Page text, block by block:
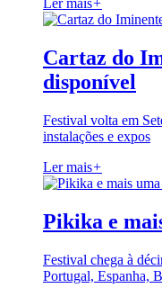
Ler mais+
Cartaz do
disponível
Festival volta em
instalações e expos
Ler mais+
Pikika e
Festival chega à
Portugal, Espanha,